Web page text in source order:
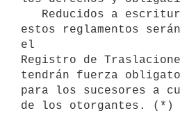
estos reglamentos
el
Registro de
tendrán fuerza
para los sucesores a
de los otorgantes. (*)